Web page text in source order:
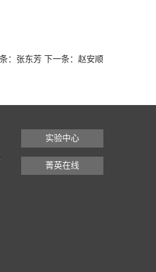
： 张东芳 下一条： 赵安顺
实验中心
菁英在线